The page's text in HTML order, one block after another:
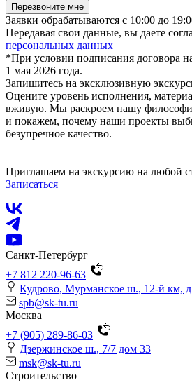
Перезвоните мне
Заявки обрабатываются с 10:00 до
Передавая свои данные, вы даете
персональных данных
*При условии подписания договора
1 мая 2026 года.
Запишитесь на эксклюзивную
Оцените уровень исполнения,
вживую. Мы раскроем нашу
и покажем, почему наши проекты
безупречное качество.
Приглашаем на экскурсию на любой
Записаться
Санкт-Петербург
+7 812 220-96-63
Кудрово, Мурманское ш., 12-й км,
spb@sk-tu.ru
Москва
+7 (905) 289-86-03
Дзержинское ш., 7/7 дом 33
msk@sk-tu.ru
Строительство